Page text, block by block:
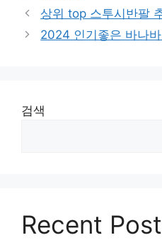
상위 top 스투시반팔
2024 인기좋은 바나
검색
Recent